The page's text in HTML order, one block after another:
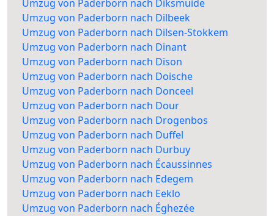
Umzug von Paderborn nach Diksmuide
Umzug von Paderborn nach Dilbeek
Umzug von Paderborn nach Dilsen-Stokkem
Umzug von Paderborn nach Dinant
Umzug von Paderborn nach Dison
Umzug von Paderborn nach Doische
Umzug von Paderborn nach Donceel
Umzug von Paderborn nach Dour
Umzug von Paderborn nach Drogenbos
Umzug von Paderborn nach Duffel
Umzug von Paderborn nach Durbuy
Umzug von Paderborn nach Écaussinnes
Umzug von Paderborn nach Edegem
Umzug von Paderborn nach Eeklo
Umzug von Paderborn nach Éghezée